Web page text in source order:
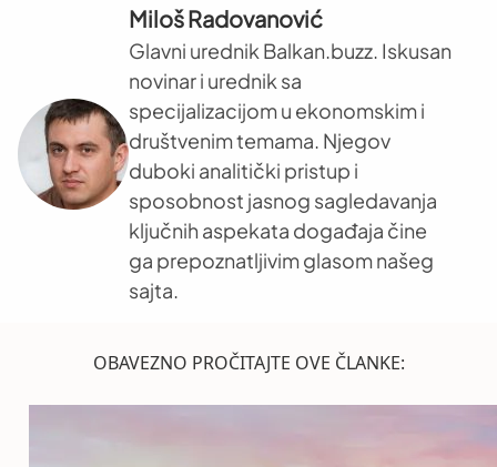
Miloš Radovanović
Glavni urednik Balkan.buzz. Iskusan
novinar i urednik sa
specijalizacijom u ekonomskim i
društvenim temama. Njegov
duboki analitički pristup i
sposobnost jasnog sagledavanja
ključnih aspekata događaja čine
ga prepoznatljivim glasom našeg
sajta.
OBAVEZNO PROČITAJTE OVE ČLANKE: